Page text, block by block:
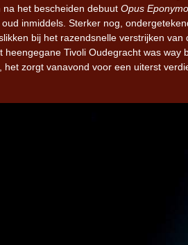
na het bescheiden debuut Opus
inmiddels. Sterker nog,
bij het razendsnelle verstrijken van
heengegane Tivoli Oudegracht was way
het zorgt vanavond voor een uiterst